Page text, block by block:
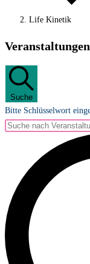
Life Kinetik
Veranstaltungen
Suche
Bitte Schlüsselwort